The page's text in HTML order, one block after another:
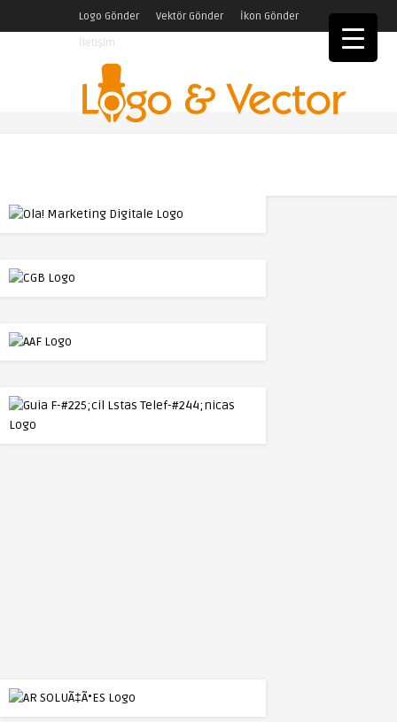
Logo Gönder Vektör Gönder
İkon Gönder
İletişim